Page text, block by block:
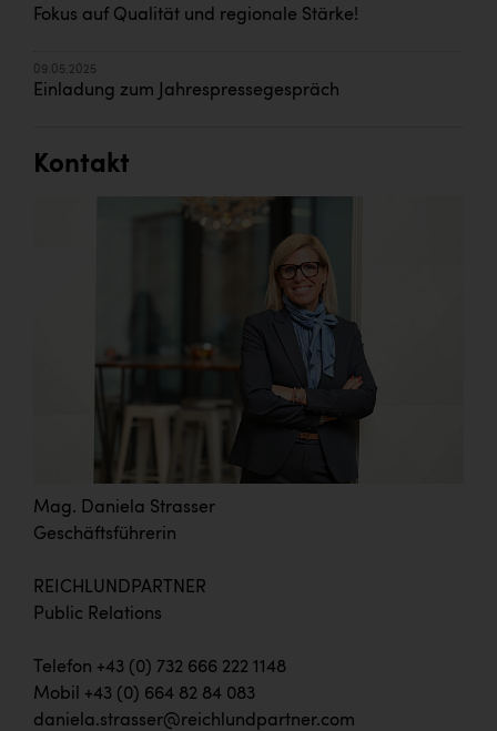
Fokus auf Qualität und regionale Stärke!
09.05.2025
Einladung zum Jahrespressegespräch
Kontakt
Mag. Daniela Strasser
Geschäftsführerin
REICHLUNDPARTNER
Public Relations
Telefon +43 (0) 732 666 222 1148
Mobil +43 (0) 664 82 84 083
daniela.strasser@reichlundpartner.com